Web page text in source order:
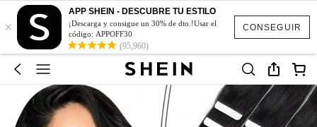
CONSEGUIR
×
APP SHEIN - DESCUBRE TU ESTILO
¡Descarga y consigue un 30% de dto.!Usar el
código: APPOFF30
(95,960)